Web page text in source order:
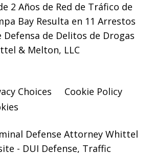
2 Años de Red de Tráfico de
Bay Resulta en 11 Arrestos
Defensa de Delitos de Drogas
& Melton, LLC
Choices
Cookie Policy
Defense Attorney Whittel
- DUI Defense, Traffic